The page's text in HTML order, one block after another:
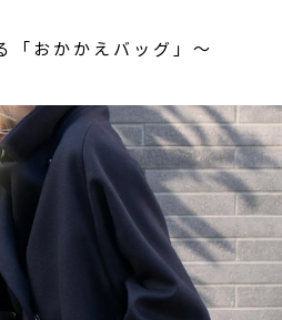
「おかかえバッグ」〜